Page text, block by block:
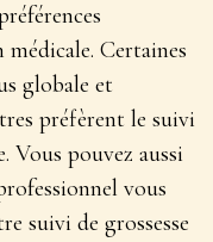
Certaines
globale et
préfèrent le suivi
Vous pouvez aussi
vous
suivi de grossesse